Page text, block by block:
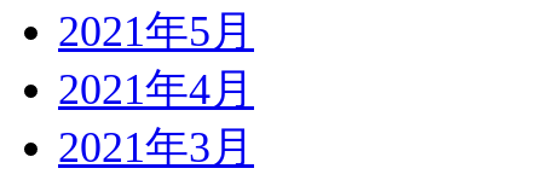
2021年5月
2021年4月
2021年3月